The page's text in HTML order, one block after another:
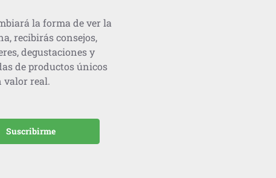
la forma de ver la
recibirás consejos,
degustaciones y
de productos únicos
valor real.
Suscribirme